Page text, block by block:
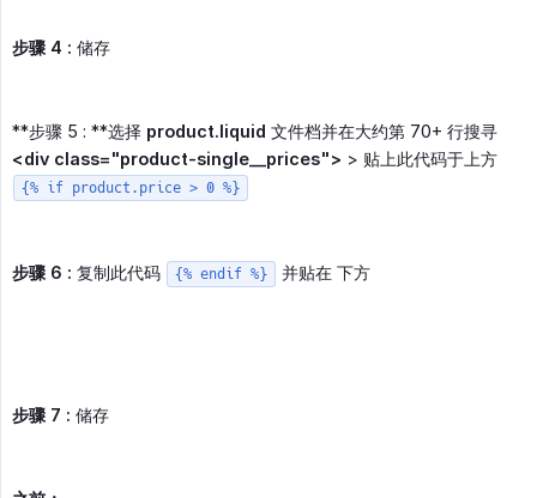
步骤 4 : 储存
**步骤 5 : **选择 product.liquid 文件档并在大约第 70+ 行搜寻
<div class="product-single__prices"> > 贴上此代码于上方
{% if product.price > 0 %}
步骤 6 : 复制此代码 {% endif %} 并贴在 下方
步骤 7 : 储存